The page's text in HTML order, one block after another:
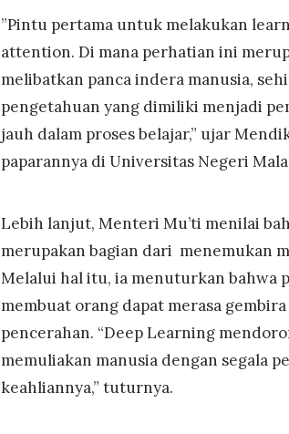
”Pintu pertama untuk melakukan
attention. Di mana perhatian ini
melibatkan panca indera manusia,
pengetahuan yang dimiliki menjadi
jauh dalam proses belajar,” ujar
paparannya di Universitas Negeri
Lebih lanjut, Menteri Mu’ti menilai
merupakan bagian dari menemukan
Melalui hal itu, ia menuturkan bahwa
membuat orang dapat merasa
pencerahan. “Deep Learning
memuliakan manusia dengan segala
keahliannya,” tuturnya.